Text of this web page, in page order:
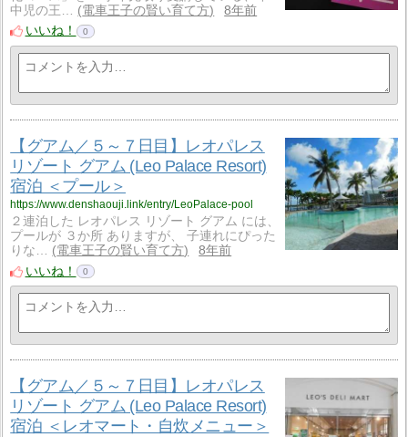
中児の王…
電車王子の賢い育て方
8年前
いいね！
0
【グアム／５～７日目】レオパレス
リゾート グアム (Leo Palace Resort)
宿泊 ＜プール＞
https://www.denshaouji.link/entry/LeoPalace-pool
２連泊した レオパレス リゾート グアム には、
プールが ３か所 ありますが、 子連れにぴった
りな…
電車王子の賢い育て方
8年前
いいね！
0
【グアム／５～７日目】レオパレス
リゾート グアム (Leo Palace Resort)
宿泊 ＜レオマート・自炊メニュー＞